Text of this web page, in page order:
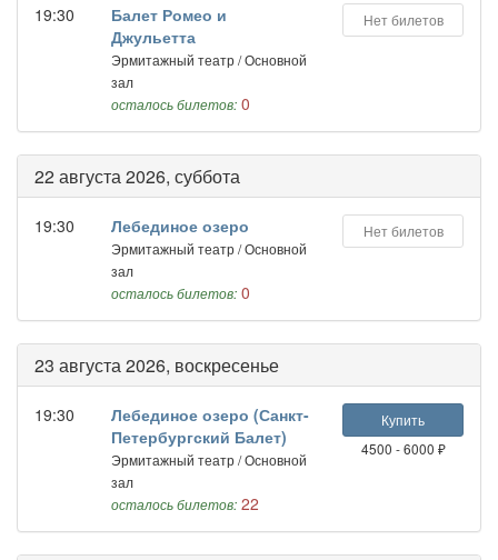
19:30
Балет Ромео и
Джульетта
Эрмитажный театр / Основной
зал
осталось билетов: 0
Нет билетов
22 августа 2026, суббота
19:30 Лебединое озеро
Эрмитажный театр / Основной
зал
осталось билетов: 0
Нет билетов
23 августа 2026, воскресенье
19:30
Лебединое озеро (Санкт-
Петербургский Балет)
Эрмитажный театр / Основной
зал
осталось билетов: 22
Купить
4500 - 6000 ₽